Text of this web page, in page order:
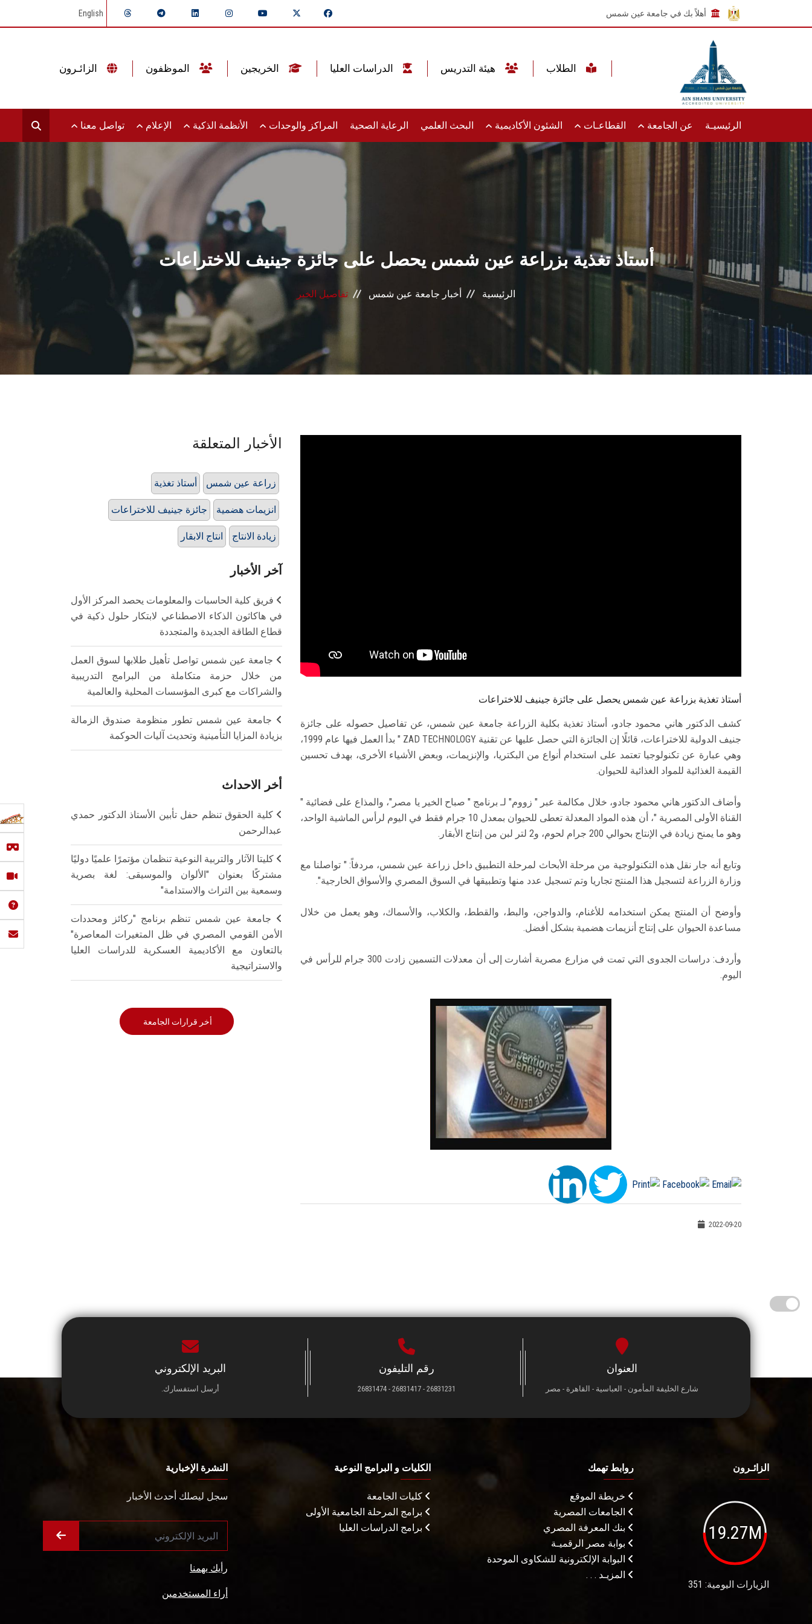
أهلاً بك في جامعة عين شمس English
الرئيسيـة عن الجامعة القطاعـات الشئون الأكاديمية البحث العلمي الرعاية الصحية المراكز والوحدات الأنظمة الذكية الإعلام تواصل معنا
أستاذ تغذية بزراعة عين شمس يحصل على جائزة جينيف للاختراعات
الرئيسية أخبار جامعة عين شمس تفاصيل الخبر
أستاذ تغذية بزراعة عين شمس يحصل على جائزة جينيف للاختراعات
كشف الدكتور هاني محمود جادو، أستاذ تغذية بكلية الزراعة جامعة عين شمس، عن تفاصيل حصوله على جائزة
جنيف الدولية للاختراعات، قائلًا إن الجائزة التي حصل عليها عن تقنية ZAD TECHNOLOGY " بدأ العمل فيها عام 1999،
وهي عبارة عن تكنولوجيا تعتمد على استخدام أنواع من البكتريا، والإنزيمات، وبعض الأشياء الأخرى، بهدف تحسين
القيمة الغذائية للمواد الغذائية للحيوان.
وأضاف الدكتور هاني محمود جادو، خلال مكالمة عبر " زووم" لـ برنامج " صباح الخير يا مصر"، والمذاع على فضائية "
القناة الأولى المصرية "، أن هذه المواد المعدلة تعطى للحيوان بمعدل 10 جرام فقط في اليوم لرأس الماشية الواحد،
وهو ما يمنح زيادة في الإنتاج بحوالي 200 جرام لحوم، و2 لتر لبن من إنتاج الأبقار.
وتابع أنه جار نقل هذه التكنولوجية من مرحلة الأبحاث لمرحلة التطبيق داخل زراعة عين شمس، مردفاً: " تواصلنا مع
وزارة الزراعة لتسجيل هذا المنتج تجاريا وتم تسجيل عدد منها وتطبيقها في السوق المصري والأسواق الخارجية".
وأوضح أن المنتج يمكن استخدامه للأغنام، والدواجن، والبط، والقطط، والكلاب، والأسماك، وهو يعمل من خلال
مساعدة الحيوان على إنتاج أنزيمات هضمية بشكل أفضل.
وأردف: دراسات الجدوى التي تمت في مزارع مصرية أشارت إلى أن معدلات التسمين زادت 300 جرام للرأس في
اليوم.
2022-09-20
الأخبار المتعلقة
أستاذ تغذية زراعة عين شمس
جائزة جينيف للاختراعات انزيمات هضمية
انتاج الابقار زيادة الانتاج
آخر الأخبار
فريق كلية الحاسبات والمعلومات يحصد المركز الأول
في هاكاثون الذكاء الاصطناعي لابتكار حلول ذكية في
قطاع الطاقة الجديدة والمتجددة
جامعة عين شمس تواصل تأهيل طلابها لسوق العمل
من خلال حزمة متكاملة من البرامج التدريبية
والشراكات مع كبرى المؤسسات المحلية والعالمية
جامعة عين شمس تطور منظومة صندوق الزمالة
بزيادة المزايا التأمينية وتحديث آليات الحوكمة
أخر الاحداث
كلية الحقوق تنظم حفل تأبين الأستاذ الدكتور حمدي
عبدالرحمن
كليتا الآثار والتربية النوعية تنظمان مؤتمرًا علميًا دوليًا
مشتركًا بعنوان "الألوان والموسيقى: لغة بصرية
وسمعية بين التراث والاستدامة"
جامعة عين شمس تنظم برنامج "ركائز ومحددات
الأمن القومي المصري في ظل المتغيرات المعاصرة"
بالتعاون مع الأكاديمية العسكرية للدراسات العليا
والاستراتيجية
أخر قرارات الجامعة
العنوان
شارع الخليفة المأمون - العباسية - القاهرة - مصر
رقم التليفون
26831231 - 26831417 - 26831474
البريد الإلكتروني
أرسل استفسارك.
الزائـرون
19.27M
الزيارات اليومية: 351
روابط تهمك
خريطة الموقع
الجامعات المصرية
بنك المعرفة المصري
بوابة مصر الرقميـة
البوابة الإلكترونية للشكاوى الموحدة
المزيـد . . .
الكليات و البرامج النوعية
كليات الجامعة
برامج المرحلة الجامعية الأولى
برامج الدراسات العليا
النشرة الإخبارية
سجل ليصلك أحدث الأخبار
رأيك يهمنا
أراء المستخدمين